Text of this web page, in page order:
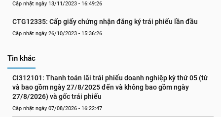
Cập nhật ngày 13/11/2023 - 16:49:26
CTG12335: Cấp giấy chứng nhận đăng ký trái phiếu lần đầu
Cập nhật ngày 26/10/2023 - 15:36:26
Tin khác
CI312101: Thanh toán lãi trái phiếu doanh nghiệp kỳ thứ 05 (từ
và bao gồm ngày 27/8/2025 đến và không bao gồm ngày
27/8/2026) và gốc trái phiếu
Cập nhật ngày 07/08/2026 - 16:22:47